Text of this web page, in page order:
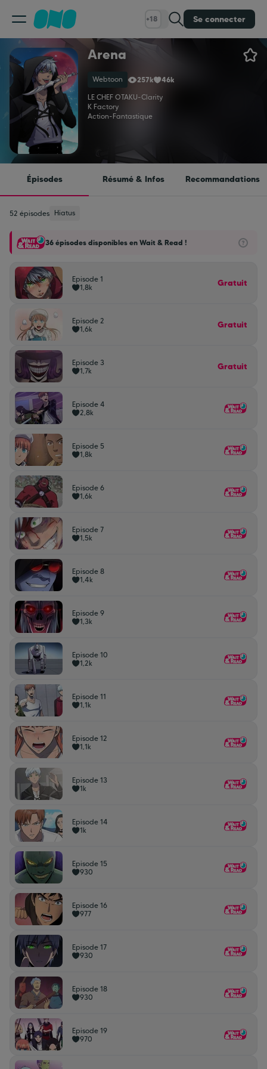
+18 Se connecter
Classement
Calendrier
Bibliothèque
Coinshop
Blog
Arena
Webtoon 257k
46k
LE CHEF OTAKU-Clarity
K Factory
Action-Fantastique
Épisodes Résumé & Infos Recommandations
52 épisodes Hiatus
36 épisodes disponibles en Wait & Read !
Episode 1
1,8k
Gratuit
Episode 2
1,6k
Gratuit
Episode 3
1,7k
Gratuit
Episode 4
2,8k
Episode 5
1,8k
Episode 6
1,6k
Episode 7
1,5k
Episode 8
1,4k
Episode 9
1,3k
Episode 10
1,2k
Episode 11
1,1k
Episode 12
1,1k
Episode 13
1k
Episode 14
1k
Episode 15
930
Episode 16
977
Episode 17
930
Episode 18
930
Episode 19
970